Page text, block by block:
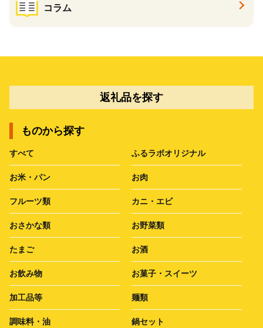
コラム
返礼品を探す
ものから探す
すべて ふるラボオリジナル
お米・パン お肉
フルーツ類 カニ・エビ
おさかな類 お野菜類
たまご お酒
お飲み物 お菓子・スイーツ
加工品等 麺類
調味料・油 鍋セット